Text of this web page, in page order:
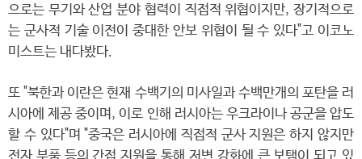
으로는 무기와 산업 분야 협력이 직접적 위협이지만, 장기적으로
는 군사적 기술 이전이 중대한 안보 위협이 될 수 있다"고 이코노
미스트는 내다봤다.
또 "북한과 이란은 현재 수백기의 미사일과 수백만개의 포탄을 러
시아에 제공 중이며, 이로 인해 러시아는 우크라이나 공군을 압도
할 수 있다"며 "중국은 러시아에 직접적 군사 지원은 하지 않지만